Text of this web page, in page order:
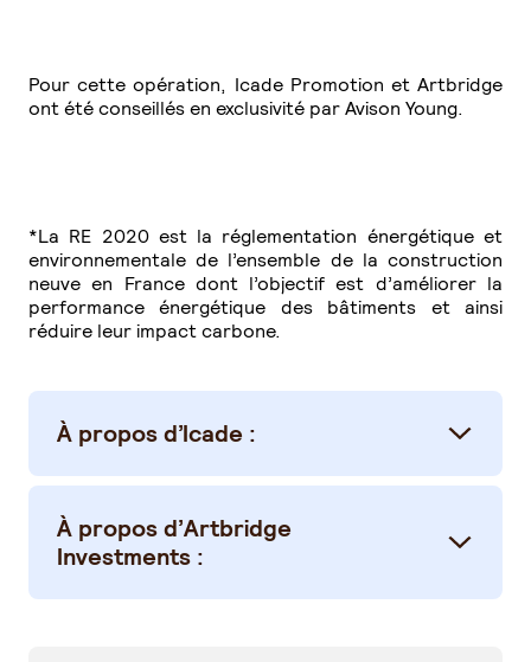
Pour cette opération, Icade Promotion et Artbridge
ont été conseillés en exclusivité par Avison Young.
*La RE 2020 est la réglementation énergétique et
environnementale de l’ensemble de la construction
neuve en France dont l’objectif est d’améliorer la
performance énergétique des bâtiments et ainsi
réduire leur impact carbone.
À propos d’Icade :
À propos d’Artbridge
Investments :